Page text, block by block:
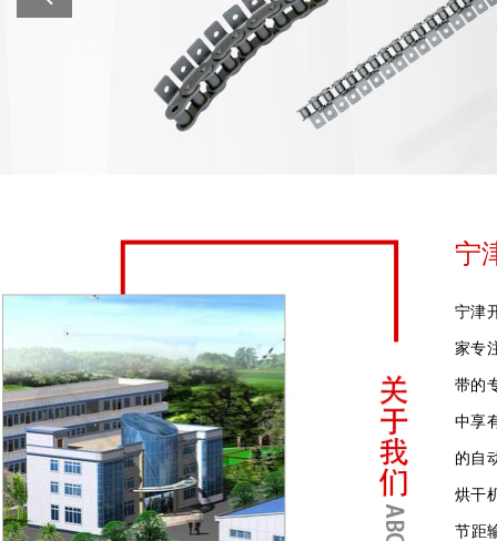
宁
宁津
家专
带的
中享
的自
烘干
节距